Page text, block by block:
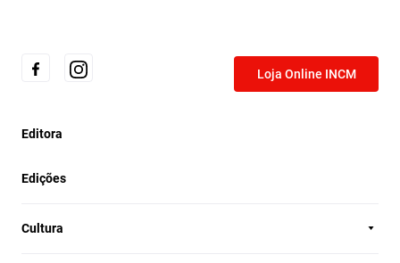
Loja Online INCM
Editora
Edições
Cultura